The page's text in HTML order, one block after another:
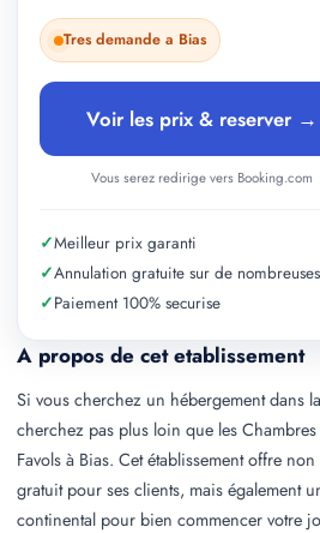
A propos de cet etablissement
Si vous cherchez un hébergement dans
cherchez pas plus loin que les
Favols à Bias. Cet établissement offre
gratuit pour ses clients, mais également
continental pour bien commencer votre
Tres demande a Bias
Voir les prix & reserver →
Vous serez redirige vers Booking.com
✓Meilleur prix garanti
✓Annulation gratuite sur de
✓Paiement 100% securise